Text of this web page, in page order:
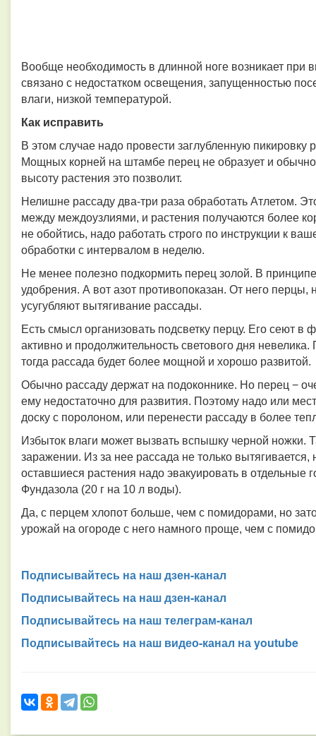
Вообще необходимость в длинной ноге возникает при
связано с недостатком освещения, запущенностью
влаги, низкой температурой.
Как исправить
В этом случае надо провести заглубленную пикировку
Мощных корней на штамбе перец не образует и
высоту растения это позволит.
Нелишне рассаду два-три раза обработать Атлетом.
между междоузлиями, и растения получаются более
не обойтись, надо работать строго по инструкции к
обработки с интервалом в неделю.
Не менее полезно подкормить перец золой. В
удобрения. А вот азот противопоказан. От него перцы,
усугубляют вытягивание рассады.
Есть смысл организовать подсветку перцу. Его сеют в
активно и продолжительность светового дня
тогда рассада будет более мощной и хорошо развитой.
Обычно рассаду держат на подоконнике. Но перец −
ему недостаточно для развития. Поэтому надо или
доску с поролоном, или перенести рассаду в более
Избыток влаги может вызвать вспышку черной ножки.
заражении. Из за нее рассада не только
оставшиеся растения надо эвакуировать в отдельные
Фундазола (20 г на 10 л воды).
Да, с перцем хлопот больше, чем с помидорами, но
урожай на огороде с него намного проще, чем с
Подписывайтесь на наш дзен-канал
Подписывайтесь на наш дзен-канал
Подписывайтесь на наш телеграм-канал
Подписывайтесь на наш видео-канал на youtube